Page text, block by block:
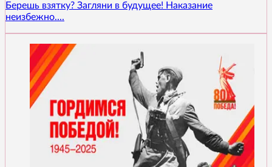
Берешь взятку? Загляни в будущее! Наказание
неизбежно....